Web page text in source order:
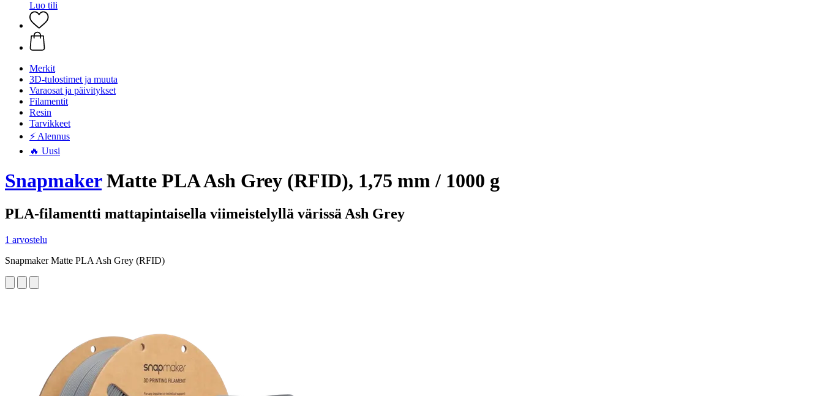
Luo tili
Merkit
3D-tulostimet ja muuta
Varaosat ja päivitykset
Filamentit
Resin
Tarvikkeet
⚡ Alennus
🔥 Uusi
SnapmakerMatte PLA Ash Grey (RFID), 1,75 mm / 1000 g
PLA-filamentti mattapintaisella viimeistelyllä värissä Ash Grey
1 arvostelu
Snapmaker Matte PLA Ash Grey (RFID)